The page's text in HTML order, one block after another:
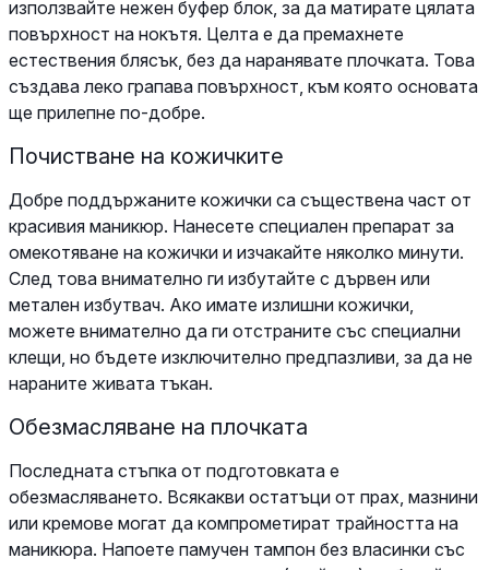
използвайте нежен буфер блок, за да матирате цялата
повърхност на нокътя. Целта е да премахнете
естествения блясък, без да наранявате плочката. Това
създава леко грапава повърхност, към която основата
ще прилепне по-добре.
Почистване на кожичките
Добре поддържаните кожички са съществена част от
красивия маникюр. Нанесете специален препарат за
омекотяване на кожички и изчакайте няколко минути.
След това внимателно ги избутайте с дървен или
метален избутвач. Ако имате излишни кожички,
можете внимателно да ги отстраните със специални
клещи, но бъдете изключително предпазливи, за да не
нараните живата тъкан.
Обезмасляване на плочката
Последната стъпка от подготовката е
обезмасляването. Всякакви остатъци от прах, мазнини
или кремове могат да компрометират трайността на
маникюра. Напоете памучен тампон без власинки със